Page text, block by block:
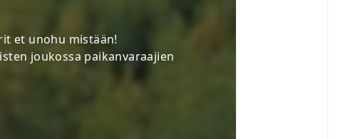
et unohu mistään!
joukossa paikanvaraajien